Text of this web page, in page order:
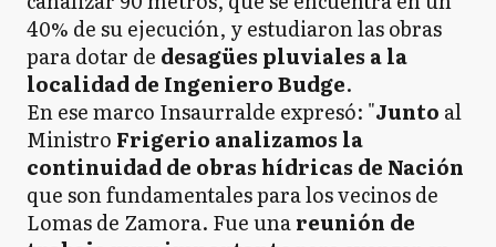
40% de su ejecución, y estudiaron las obras
para dotar de desagües pluviales a la
localidad de Ingeniero Budge.
En ese marco Insaurralde expresó: "Junto al
Ministro Frigerio analizamos la
continuidad de obras hídricas de Nación
que son fundamentales para los vecinos de
Lomas de Zamora. Fue unareunión de